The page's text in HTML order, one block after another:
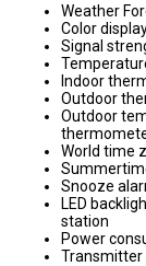
Weather
Color
Signal
Indoor
Outdoor
Outdoor
World time
Snooze
LED
station
Power
Transmitter